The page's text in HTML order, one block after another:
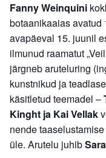
Fanny Weinquini
botaanikaaias
avapäeval 15. juunil
ilmunud raamatut„
järgneb aruteluring
kunstnikud ja
käsitletud teemadel –
Kinght ja Kai Vellak
nende
üle. Arutelu juhib